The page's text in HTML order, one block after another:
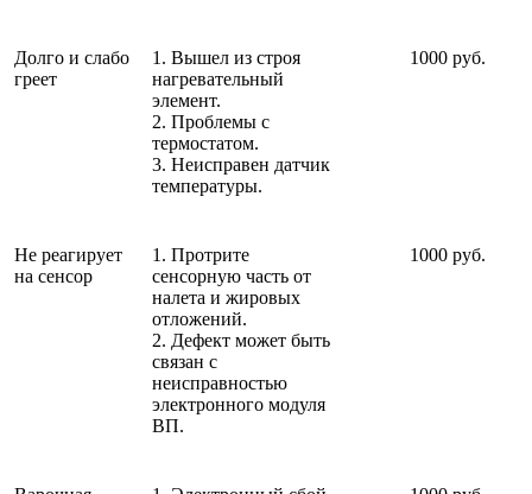
Долго и слабо
греет
1. Вышел из строя
нагревательный
элемент.
2. Проблемы с
термостатом.
3. Неисправен датчик
температуры.
1000 руб.
Не реагирует
на сенсор
1. Протрите
сенсорную часть от
налета и жировых
отложений.
2. Дефект может быть
связан с
неисправностью
электронного модуля
ВП.
1000 руб.